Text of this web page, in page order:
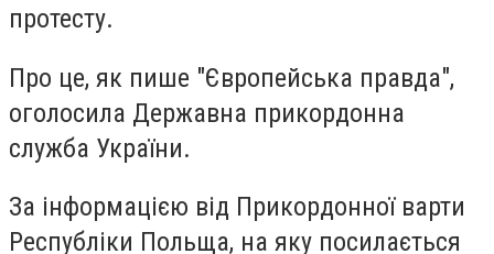
протесту.
Про це, як пише "Європейська правда",
оголосила Державна прикордонна
служба України.
За інформацією від Прикордонної варти
Республіки Польща, на яку посилається